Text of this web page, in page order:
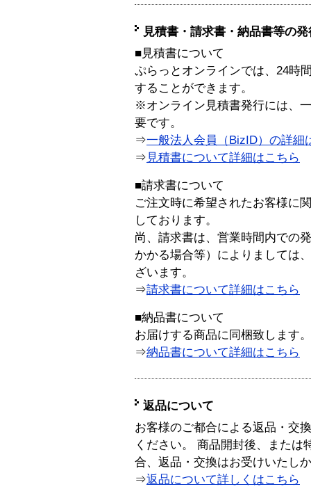
見積書・請求書・納品書等の
■見積書について
ぷらっとオンラインでは、24時
することができます。
※オンライン見積書発行には、
要です。
⇒一般法人会員（BizID）の詳細
⇒ 見積書について詳細はこちら
■請求書について
ご注文時に希望されたお客様に
しております。
尚、請求書は、営業時間内での
かかる場合等）によりましては
ざいます。
⇒請求書について詳細はこちら
■納品書について
お届けする商品に同梱致します。
⇒納品書について詳細はこちら
返品について
お客様のご都合による返品・交
ください。 商品開封後、または
合、返品・交換はお受けいたし
⇒返品について詳しくはこちら